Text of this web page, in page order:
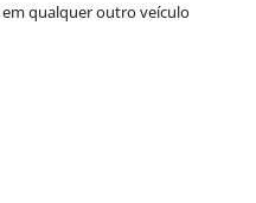
qualquer outro veículo